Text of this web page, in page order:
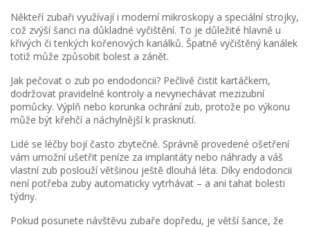
Někteří zubaři využívají i moderní mikroskopy a speciální strojky,
což zvýší šanci na důkladné vyčištění. To je důležité hlavně u
křivých či tenkých kořenových kanálků. Špatně vyčištěný kanálek
totiž může způsobit bolest a zánět.
Jak pečovat o zub po endodoncii? Pečlivě čistit kartáčkem,
dodržovat pravidelné kontroly a nevynechávat mezizubní
pomůcky. Výplň nebo korunka ochrání zub, protože po výkonu
může být křehčí a náchylnější k prasknutí.
Lidé se léčby bojí často zbytečně. Správně provedené ošetření
vám umožní ušetřit peníze za implantáty nebo náhrady a váš
vlastní zub poslouží většinou ještě dlouhá léta. Díky endodoncii
není potřeba zuby automaticky vytrhávat – a ani tahat bolesti
týdny.
Pokud posunete návštěvu zubaře dopředu, je větší šance, že